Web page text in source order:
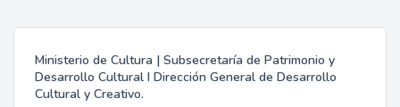
Ministerio de Cultura | Subsecretaría de Patrimonio y
Desarrollo Cultural I Dirección General de Desarrollo
Cultural y Creativo.